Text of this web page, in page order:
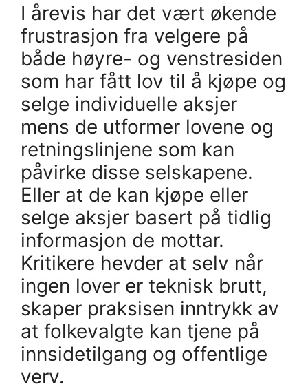
I årevis har det vært økende
frustrasjon fra velgere på
både høyre- og venstresiden
som har fått lov til å kjøpe og
selge individuelle aksjer
mens de utformer lovene og
retningslinjene som kan
påvirke disse selskapene.
Eller at de kan kjøpe eller
selge aksjer basert på tidlig
informasjon de mottar.
Kritikere hevder at selv når
ingen lover er teknisk brutt,
skaper praksisen inntrykk av
at folkevalgte kan tjene på
innsidetilgang og offentlige
verv.